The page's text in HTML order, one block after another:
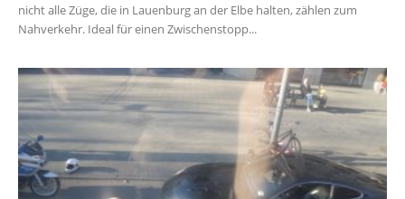
nicht alle Züge, die in Lauenburg an der Elbe halten, zählen zum
Nahverkehr. Ideal für einen Zwischenstopp...